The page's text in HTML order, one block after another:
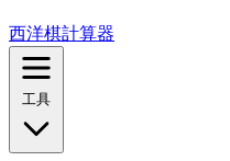
西洋棋計算器
工具